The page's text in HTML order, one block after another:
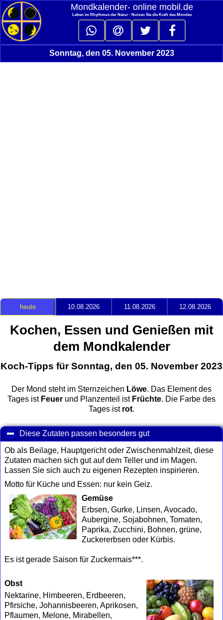
Mondkalender‑ online mobil.de
Leben im Rhythmus der Natur - Nutzen Sie die Kraft des Mondes
Sonntag, den 05. November 2023
heute 10.08.2026 11.08.2026 12.08.2026
Kochen, Essen und Genießen mit
dem Mondkalender
Koch-Tipps für Sonntag, den 05. November 2023
Der Mond steht im Sternzeichen Löwe. Das Element des
Tages ist Feuer und Planzenteil ist Früchte. Die Farbe des
Tages ist rot.
Diese Zutaten passen besonders gutclick to collapse
Ob als Beilage, Hauptgericht oder Zwischenmahlzeit, diese
Zutaten machen sich gut auf dem Teller und im Magen.
Lassen Sie sich auch zu eigenen Rezepten inspirieren.
Motto für Küche und Essen: nur kein Geiz.
Gemüse
Erbsen, Gurke, Linsen, Avocado,
Aubergine, Sojabohnen, Tomaten,
Paprika, Zucchini, Bohnen, grüne,
Zuckererbsen oder Kürbis.
Es ist gerade Saison für Zuckermais***.
Obst
Nektarine, Himbeeren, Erdbeeren,
Pfirsiche, Johannisbeeren, Aprikosen,
Pflaumen, Melone, Mirabellen,